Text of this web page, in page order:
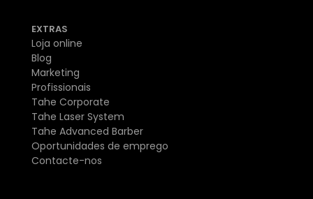
EXTRAS
Loja online
Blog
Marketing
Profissionais
Tahe Corporate
Tahe Laser System
Tahe Advanced Barber
Oportunidades de emprego
Contacte-nos